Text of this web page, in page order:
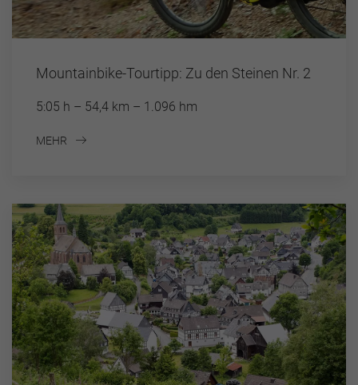
Mountainbike-Tourtipp: Zu den Steinen Nr. 2
5:05 h – 54,4 km – 1.096 hm
MEHR